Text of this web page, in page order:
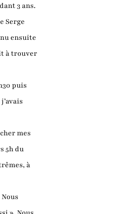
3 ans.
Serge
ensuite
à trouver
puis
mes
5h du
à